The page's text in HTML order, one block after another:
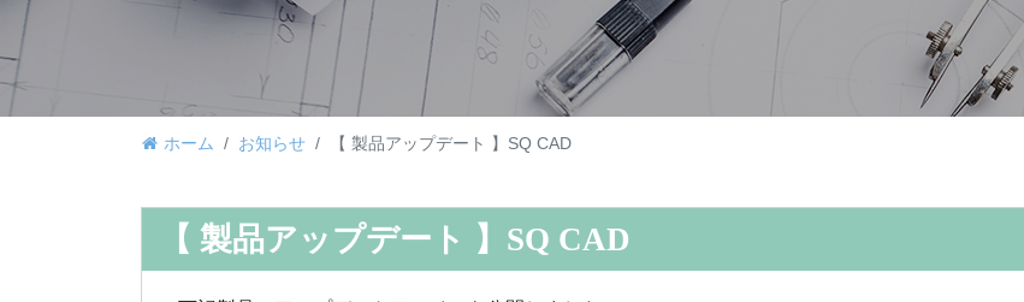
ホーム お知らせ 【 製品アップデート 】SQ CAD
【 製品アップデート 】SQ CAD